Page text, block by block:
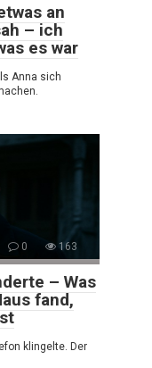
an
– ich
es war
Anna sich
0 163
– Was
fand,
klingelte. Der